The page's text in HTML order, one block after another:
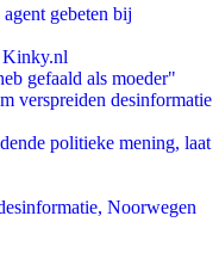
gebeten bij
Kinky.nl
gefaald als moeder"
verspreiden desinformatie
politieke mening, laat
Noorwegen